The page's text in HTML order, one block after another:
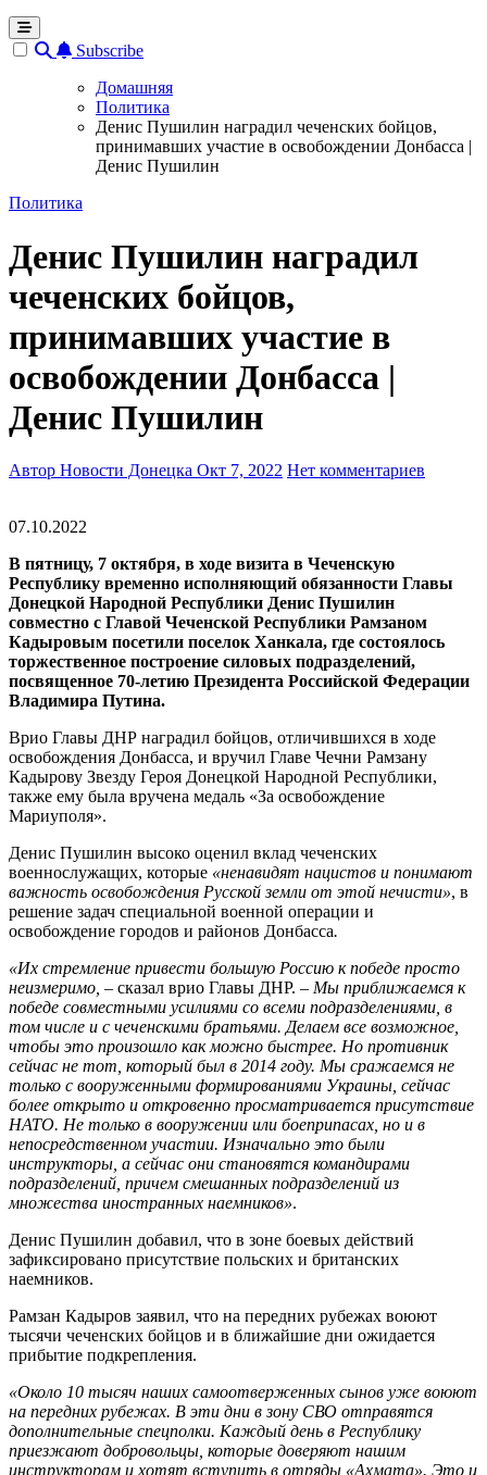
Subscribe
Домашняя
Политика
Денис Пушилин наградил чеченских бойцов,
принимавших участие в освобождении Донбасса |
Денис Пушилин
Политика
Денис Пушилин наградил
чеченских бойцов,
принимавших участие в
освобождении Донбасса |
Денис Пушилин
Автор Новости Донецка Окт 7, 2022 Нет комментариев
07.10.2022
В пятницу, 7 октября, в ходе визита в Чеченскую
Республику временно исполняющий обязанности Главы
Донецкой Народной Республики Денис Пушилин
совместно с Главой Чеченской Республики Рамзаном
Кадыровым посетили поселок Ханкала, где состоялось
торжественное построение силовых подразделений,
посвященное 70-летию Президента Российской Федерации
Владимира Путина.
Врио Главы ДНР наградил бойцов, отличившихся в ходе
освобождения Донбасса, и вручил Главе Чечни Рамзану
Кадырову Звезду Героя Донецкой Народной Республики,
также ему была вручена медаль «За освобождение
Мариуполя».
Денис Пушилин высоко оценил вклад чеченских
военнослужащих, которые «ненавидят нацистов и понимают
важность освобождения Русской земли от этой нечисти», в
решение задач специальной военной операции и
освобождение городов и районов Донбасса.
«Их стремление привести большую Россию к победе просто
неизмеримо, – сказал врио Главы ДНР. – Мы приближаемся к
победе совместными усилиями со всеми подразделениями, в
том числе и с чеченскими братьями. Делаем все возможное,
чтобы это произошло как можно быстрее. Но противник
сейчас не тот, который был в 2014 году. Мы сражаемся не
только с вооруженными формированиями Украины, сейчас
более открыто и откровенно просматривается присутствие
НАТО. Не только в вооружении или боеприпасах, но и в
непосредственном участии. Изначально это были
инструкторы, а сейчас они становятся командирами
подразделений, причем смешанных подразделений из
множества иностранных наемников».
Денис Пушилин добавил, что в зоне боевых действий
зафиксировано присутствие польских и британских
наемников.
Рамзан Кадыров заявил, что на передних рубежах воюют
тысячи чеченских бойцов и в ближайшие дни ожидается
прибытие подкрепления.
«Около 10 тысяч наших самоотверженных сынов уже воюют
на передних рубежах. В эти дни в зону СВО отправятся
дополнительные спецполки. Каждый день в Республику
приезжают добровольцы, которые доверяют нашим
инструкторам и хотят вступить в отряды «Ахмата». Это и